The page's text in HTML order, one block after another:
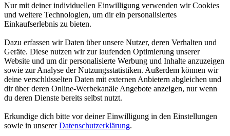
Nur mit deiner individuellen Einwilligung verwenden wir Cookies
und weitere Technologien, um dir ein personalisiertes
Einkaufserlebnis zu bieten.
Dazu erfassen wir Daten über unsere Nutzer, deren Verhalten und
Geräte. Diese nutzen wir zur laufenden Optimierung unserer
Website und um dir personalisierte Werbung und Inhalte anzuzeigen
sowie zur Analyse der Nutzungsstatistiken. Außerdem können wir
deine verschlüsselten Daten mit externen Anbietern abgleichen und
dir über deren Online-Werbekanäle Angebote anzeigen, nur wenn
du deren Dienste bereits selbst nutzt.
Erkundige dich bitte vor deiner Einwilligung in den Einstellungen
sowie in unsererDatenschutzerklärung.